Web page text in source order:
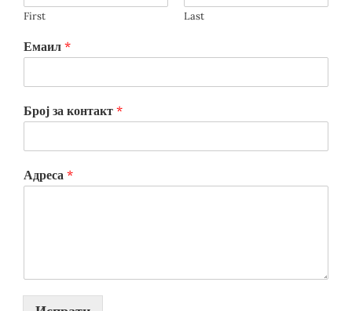
First Last
Емаил *
Број за контакт *
Адреса *